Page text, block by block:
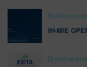
AGO 06 2026
IH-MIE
AGO 06 2026